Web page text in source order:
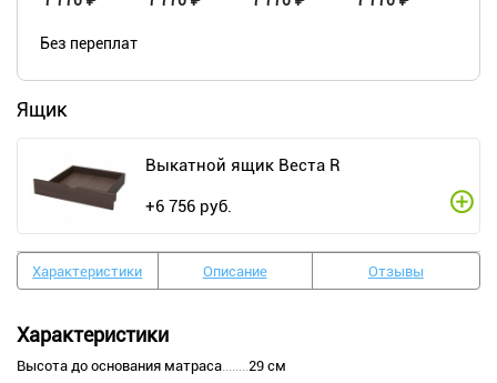
Без переплат
Ящик
Выкатной ящик Веста R
+6 756 руб.
Характеристики Описание Отзывы
Характеристики
Высота до основания матраса
29 см